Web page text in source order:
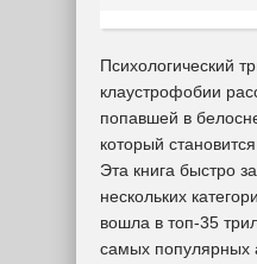
Психологический
клаустрофобии
попавшей в
который
Эта книга быстро
нескольких
вошла в топ-35
самых популярных